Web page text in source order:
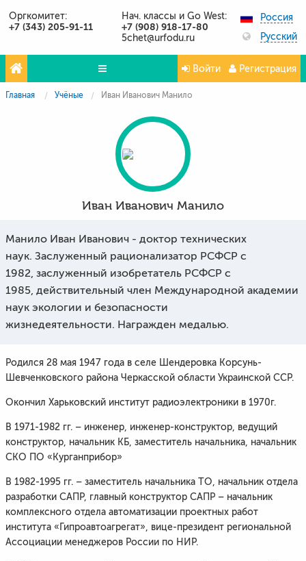
Оргкомитет: Нач. классы и Go West:
+7 (343) 205-91-11 +7 (908) 918-17-80
5chet@urfodu.ru
Россия
Русский
Олимпиады
Публикации о нас
Вопросы и ответы
Войти Регистрация
Главная Учёные Иван Иванович Манило
Иван Иванович Манило
Манило Иван Иванович - доктор технических
наук. Заслуженный рационализатор РСФСР с
1982, заслуженный изобретатель РСФСР с
1985, действительный член Международной академии
наук экологии и безопасности
жизнедеятельности. Награжден медалью.
Родился 28 мая 1947 года в селе Шендеровка Корсунь-
Шевченковского района Черкасской области Украинской ССР.
Окончил Харьковский институт радиоэлектроники в 1970г.
В 1971-1982 гг. – инженер, инженер-конструктор, ведущий
конструктор, начальник КБ, заместитель начальника, начальник
СКО ПО «Курганприбор»
В 1982-1995 гг. – заместитель начальника ТО, начальник отдела
разработки САПР, главный конструктор САПР – начальник
комплексного отдела автоматизации проектных работ
института «Гипроавтоагрегат», вице-президент региональной
Ассоциации менеджеров России по НИР.